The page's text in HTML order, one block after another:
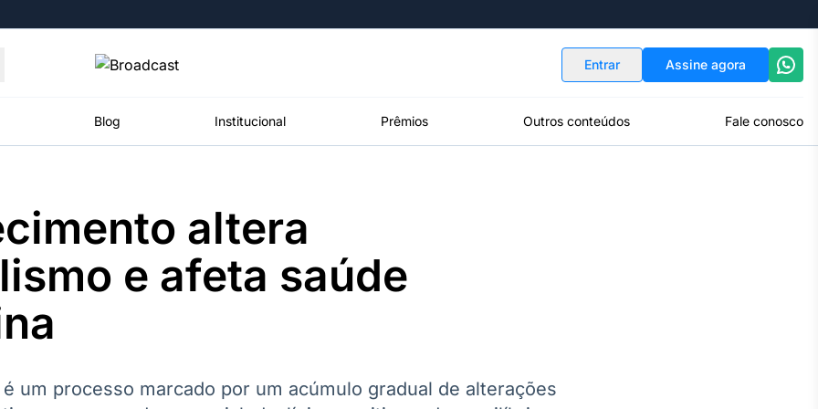
Entrar Assine agora
Blog Institucional Prêmios Outros conteúdos Fale conosco
Político
Os bastidores da
política em
tempo real
Energia
O setor de
White Label
Plataforma para
Broadcast
Broadcast
Broadcast
Broadcast
altera
e afeta saúde
um processo marcado por um acúmulo gradual de alterações